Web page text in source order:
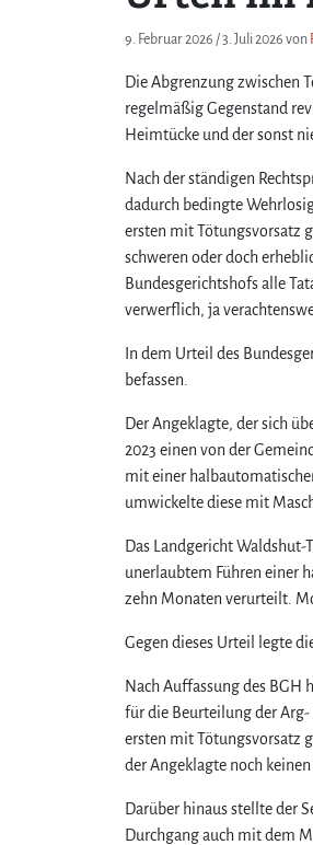
9. Februar 2026 /3. Juli 2026 von
Die Abgrenzung zwischen
regelmäßig Gegenstand
Heimtücke und der sonst
Nach der ständigen
dadurch bedingte
ersten mit Tötungsvorsatz
schweren oder doch
Bundesgerichtshofs alle
verwerflich, ja
In dem Urteil des
befassen.
Der Angeklagte, der sich
2023 einen von der
mit einer
umwickelte diese mit
Das Landgericht Waldshut-
unerlaubtem Führen einer
zehn Monaten verurteilt.
Gegen dieses Urteil legte
Nach Auffassung des
für die Beurteilung der Arg-
ersten mit Tötungsvorsatz
der Angeklagte noch
Darüber hinaus stellte der
Durchgang auch mit dem